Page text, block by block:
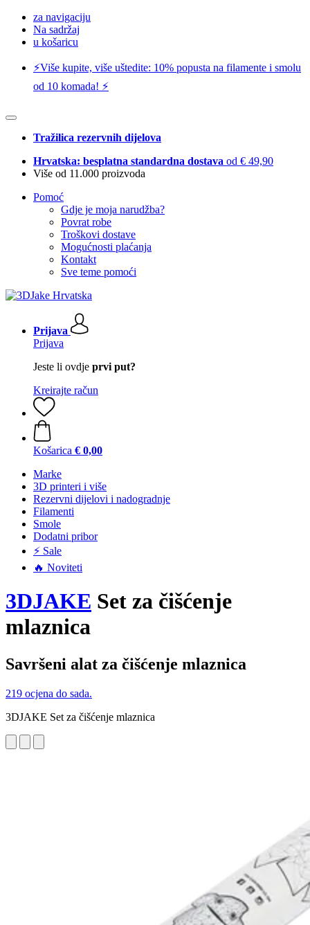
za navigaciju
Na sadržaj
u košaricu
⚡️Više kupite, više uštedite: 10% popusta na filamente i smolu
od 10 komada! ⚡️
Tražilica rezervnih dijelova
Hrvatska: besplatna standardna dostava od € 49,90
Više od 11.000 proizvoda
Pomoć
Gdje je moja narudžba?
Povrat robe
Troškovi dostave
Mogućnosti plaćanja
Kontakt
Sve teme pomoći
Prijava
Prijava
Jeste li ovdje prvi put?
Kreirajte račun
Košarica € 0,00
Marke
3D printeri i više
Rezervni dijelovi i nadogradnje
Filamenti
Smole
Dodatni pribor
⚡ Sale
🔥 Noviteti
3DJAKE Set za čišćenje
mlaznica
Savršeni alat za čišćenje mlaznica
219 ocjena do sada.
3DJAKE Set za čišćenje mlaznica